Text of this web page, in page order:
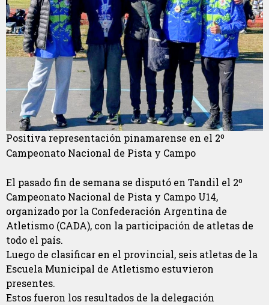
Positiva representación pinamarense en el 2º
Campeonato Nacional de Pista y Campo
El pasado fin de semana se disputó en Tandil el 2º
Campeonato Nacional de Pista y Campo U14,
organizado por la Confederación Argentina de
Atletismo (CADA), con la participación de atletas de
todo el país.
Luego de clasificar en el provincial, seis atletas de la
Escuela Municipal de Atletismo estuvieron
presentes.
Estos fueron los resultados de la delegación